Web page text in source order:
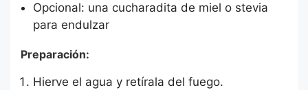
Opcional: una cucharadita de miel o stevia
para endulzar
Preparación:
Hierve el agua y retírala del fuego.